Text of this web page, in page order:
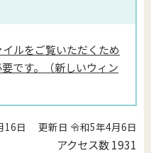
イルをご覧いただくため
です。（新しいウィン
16日 更新日 令和5年4月6日
アクセス数1931